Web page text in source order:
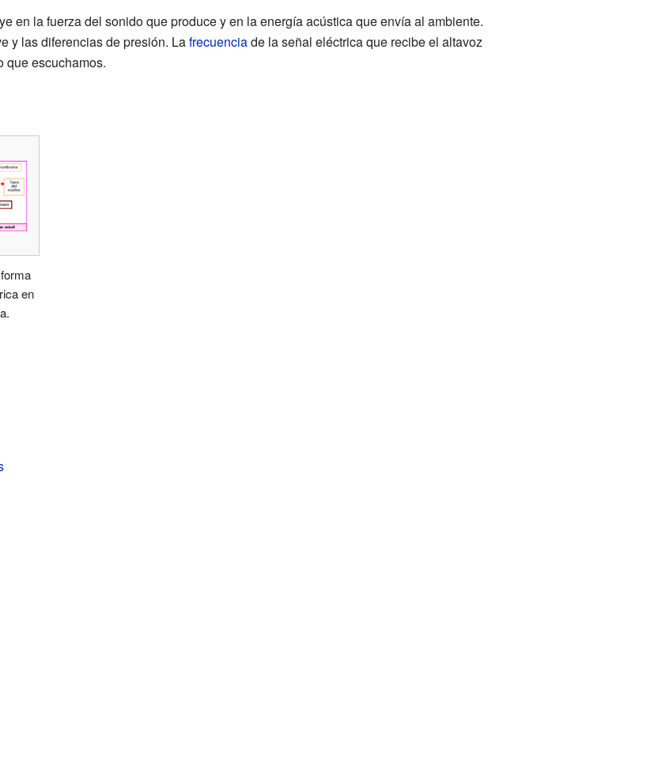
en la fuerza del sonido que produce y en la energía acústica que envía al ambiente.
y las diferencias de presión. Lafrecuenciade la señal eléctrica que recibe el altavoz
escuchamos.
en